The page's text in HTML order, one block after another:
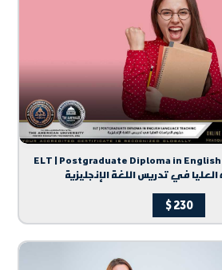
ELT | Postgraduate Diploma in
في تدريس اللغة الإنجليزية
$230